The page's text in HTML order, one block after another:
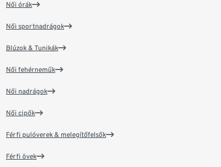
Női órák
Női sportnadrágok
Blúzok & Tunikák
Női fehérneműk
Női nadrágok
Női cipők
Férfi pulóverek & melegítőfelsők
Férfi övek